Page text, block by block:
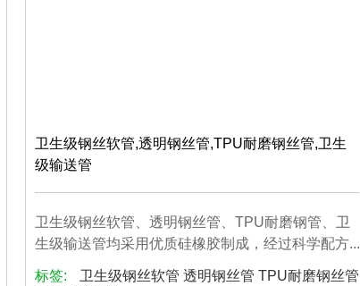
卫生级钢丝软管,透明钢丝管,TPU耐磨钢丝管,卫生
级输送管
卫生级钢丝软管、透明钢丝管、TPU耐磨钢管、卫
生级输送管均采用优质硅橡胶制成，经过科学配方...
标签:
卫生级钢丝软管 透明钢丝管 TPU耐磨钢丝管